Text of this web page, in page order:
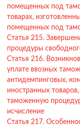
помещенных под
товарах,
помещенных под
Статья 215.
процедуры
Статья 216.
уплате ввозных
антидемпинговых,
иностранных
таможенную
исчисление
Статья 217.